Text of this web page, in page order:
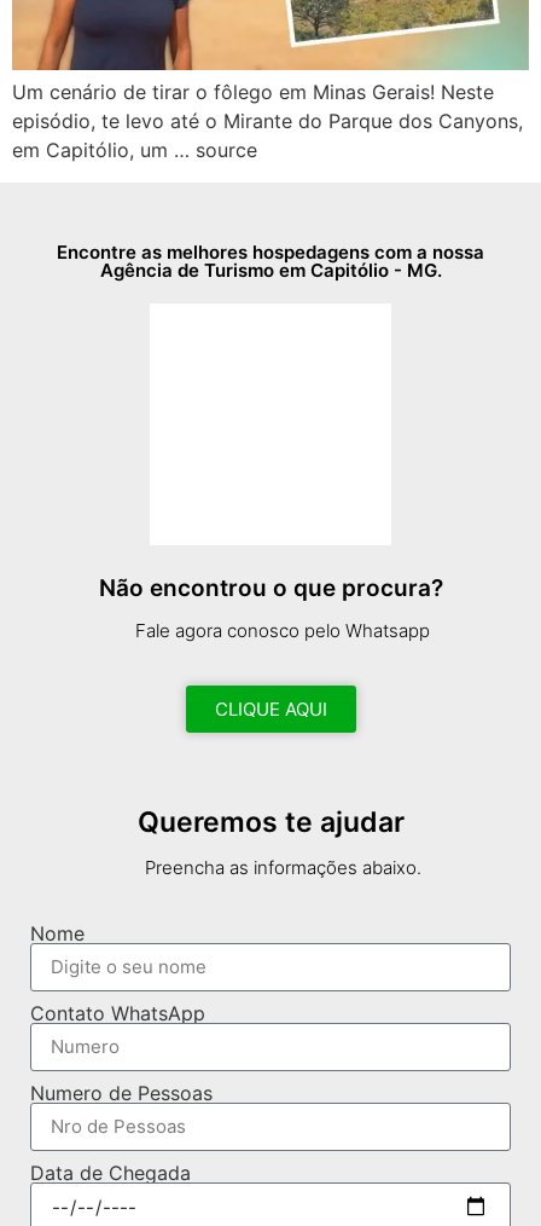
Um cenário de tirar o fôlego em Minas Gerais! Neste
episódio, te levo até o Mirante do Parque dos Canyons,
em Capitólio, um … source
Encontre as melhores hospedagens com a nossa
Agência de Turismo em Capitólio - MG.
Não encontrou o que procura?
Fale agora conosco pelo Whatsapp
CLIQUE AQUI
Queremos te ajudar
Preencha as informações abaixo.
Nome
Contato WhatsApp
Numero de Pessoas
Data de Chegada